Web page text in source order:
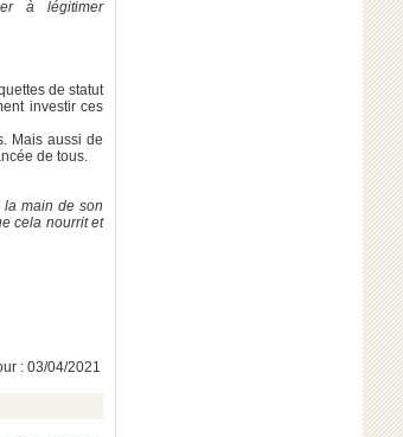
à légitimer
de statut
investir ces
Mais aussi de
de tous.
la main de son
cela nourrit et
: 03/04/2021